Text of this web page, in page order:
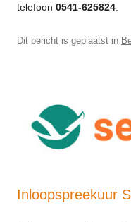
telefoon 0541-625824
Dit bericht is geplaatst in
Inloopspreekuur